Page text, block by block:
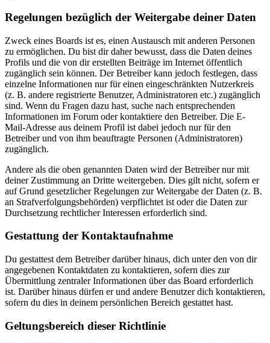
Regelungen bezüglich der Weitergabe deiner Daten
Zweck eines Boards ist es, einen Austausch mit anderen Personen
zu ermöglichen. Du bist dir daher bewusst, dass die Daten deines
Profils und die von dir erstellten Beiträge im Internet öffentlich
zugänglich sein können. Der Betreiber kann jedoch festlegen, dass
einzelne Informationen nur für einen eingeschränkten Nutzerkreis
(z. B. andere registrierte Benutzer, Administratoren etc.) zugänglich
sind. Wenn du Fragen dazu hast, suche nach entsprechenden
Informationen im Forum oder kontaktiere den Betreiber. Die E-
Mail-Adresse aus deinem Profil ist dabei jedoch nur für den
Betreiber und von ihm beauftragte Personen (Administratoren)
zugänglich.
Andere als die oben genannten Daten wird der Betreiber nur mit
deiner Zustimmung an Dritte weitergeben. Dies gilt nicht, sofern er
auf Grund gesetzlicher Regelungen zur Weitergabe der Daten (z. B.
an Strafverfolgungsbehörden) verpflichtet ist oder die Daten zur
Durchsetzung rechtlicher Interessen erforderlich sind.
Gestattung der Kontaktaufnahme
Du gestattest dem Betreiber darüber hinaus, dich unter den von dir
angegebenen Kontaktdaten zu kontaktieren, sofern dies zur
Übermittlung zentraler Informationen über das Board erforderlich
ist. Darüber hinaus dürfen er und andere Benutzer dich kontaktieren,
sofern du dies in deinem persönlichen Bereich gestattet hast.
Geltungsbereich dieser Richtlinie